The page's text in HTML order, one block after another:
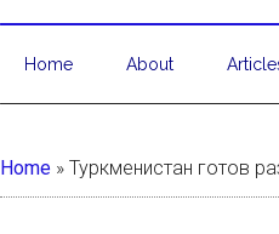
Home About
Home » Туркменистан готов